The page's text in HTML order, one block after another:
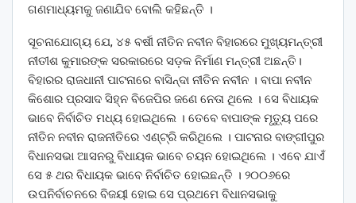
ଗଣମାଧ୍ୟମକୁ ଜଣାଯିବ ବୋଲି କହିଛନ୍ତି ।
ସୂଚନାଯୋଗ୍ୟ ଯେ, ୪୫ ବର୍ଷୀ ନୀତିନ ନବୀନ ବିହାରରେ ମୁଖ୍ୟମନ୍ତ୍ରୀ
ନୀତୀଶ କୁମାରଙ୍କ ସରକାରରେ ସଡ଼କ ନିର୍ମାଣ ମନ୍ତ୍ରୀ ଅଛନ୍ତି।
ବିହାରର ରାଜଧାନୀ ପାଟନାରେ ବାସିନ୍ଦା ନୀତିନ ନବୀନ । ବାପା ନବୀନ
କିଶୋର ପ୍ରସାଦ ସିହ୍ନ ବିଜେପିର ଜଣେ ନେତା ଥିଲେ । ସେ ବିଧାୟକ
ଭାବେ ନିର୍ବାଚିତ ମଧ୍ୟ ହୋଇଥିଲେ । ତେବେ ବାପାଙ୍କ ମୃତ୍ୟୁ ପରେ
ନୀତିନ ନବୀନ ରାଜନୀତିରେ ଏଣ୍ଟ୍ରି କରିଥିଲେ । ପାଟନାର ବାଙ୍ଗୀପୁର
ବିଧାନସଭା ଆସନରୁ ବିଧାୟକ ଭାବେ ଚୟନ ହୋଇଥିଲେ । ଏବେ ଯାଏଁ
ସେ ୫ ଥର ବିଧାୟକ ଭାବେ ନିର୍ବାଚିତ ହୋଇଛନ୍ତି । ୨୦୦୬ରେ
ଉପନିର୍ବାଚନରେ ବିଜୟୀ ହୋଇ ସେ ପ୍ରଥମେ ବିଧାନସଭାକୁ